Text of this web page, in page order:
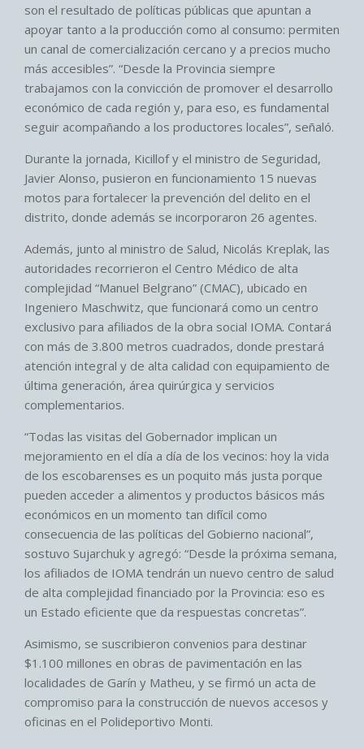
son el resultado de políticas públicas que apuntan a
apoyar tanto a la producción como al consumo: permiten
un canal de comercialización cercano y a precios mucho
más accesibles”. “Desde la Provincia siempre
trabajamos con la convicción de promover el desarrollo
económico de cada región y, para eso, es fundamental
seguir acompañando a los productores locales”, señaló.
Durante la jornada, Kicillof y el ministro de Seguridad,
Javier Alonso, pusieron en funcionamiento 15 nuevas
motos para fortalecer la prevención del delito en el
distrito, donde además se incorporaron 26 agentes.
Además, junto al ministro de Salud, Nicolás Kreplak, las
autoridades recorrieron el Centro Médico de alta
complejidad “Manuel Belgrano” (CMAC), ubicado en
Ingeniero Maschwitz, que funcionará como un centro
exclusivo para afiliados de la obra social IOMA. Contará
con más de 3.800 metros cuadrados, donde prestará
atención integral y de alta calidad con equipamiento de
última generación, área quirúrgica y servicios
complementarios.
“Todas las visitas del Gobernador implican un
mejoramiento en el día a día de los vecinos: hoy la vida
de los escobarenses es un poquito más justa porque
pueden acceder a alimentos y productos básicos más
económicos en un momento tan difícil como
consecuencia de las políticas del Gobierno nacional”,
sostuvo Sujarchuk y agregó: “Desde la próxima semana,
los afiliados de IOMA tendrán un nuevo centro de salud
de alta complejidad financiado por la Provincia: eso es
un Estado eficiente que da respuestas concretas”.
Asimismo, se suscribieron convenios para destinar
$1.100 millones en obras de pavimentación en las
localidades de Garín y Matheu, y se firmó un acta de
compromiso para la construcción de nuevos accesos y
oficinas en el Polideportivo Monti.